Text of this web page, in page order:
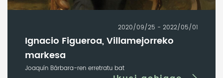
2020/09/25 - 2022/05/01
Ignacio Figueroa, Villamejorreko
markesa
Joaquín Bárbara-ren erretratu bat